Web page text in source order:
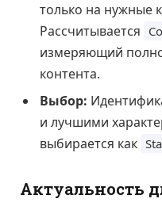
только на нужные
Рассчитывается
измеряющий
контента.
Выбор:
и лучшими
выбирается как
Актуальность